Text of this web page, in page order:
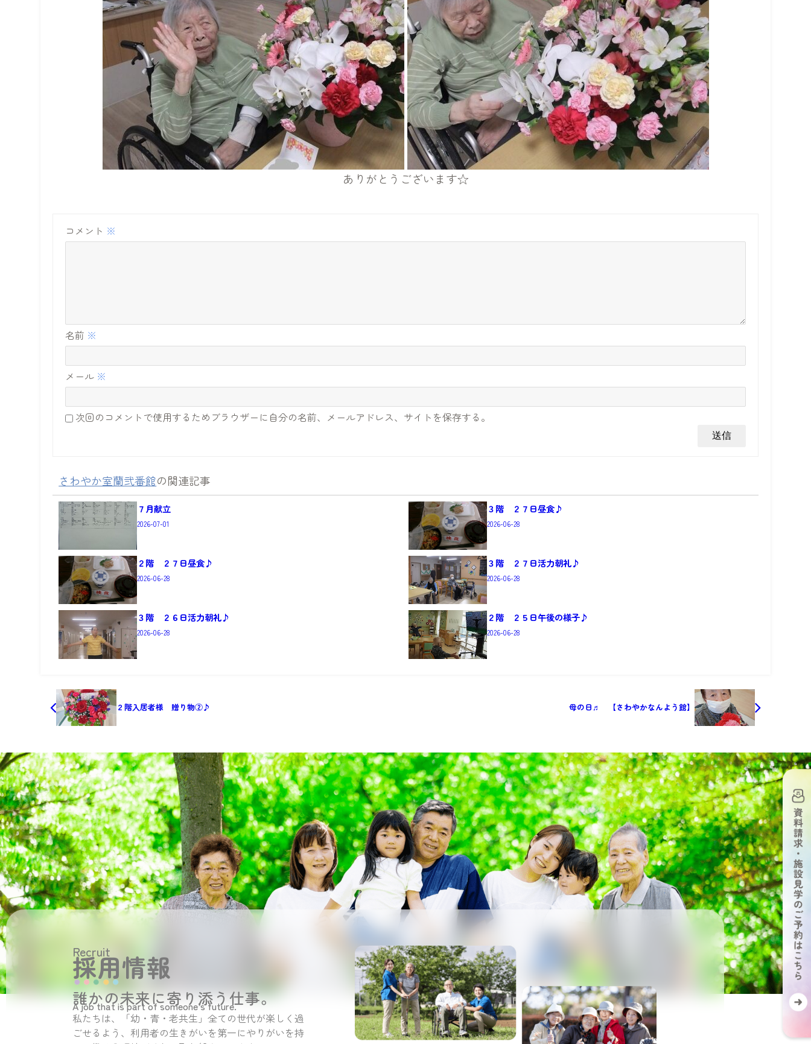
ありがとうございます☆
コメント ※
名前 ※
メール ※
次回のコメントで使用するためブラウザーに自分の名前、メールアドレス、サイトを保存する。
さわやか室蘭弐番館の関連記事
７月献立
2026-07-01
３階 ２７日昼食♪
2026-06-28
２階 ２７日昼食♪
2026-06-28
３階 ２７日活力朝礼♪
2026-06-28
３階 ２６日活力朝礼♪
2026-06-28
２階 ２５日午後の様子♪
2026-06-28
２階入居者様 贈り物②♪ 母の日♬ 【さわやかなんよう館】
Recruit
採用情報
誰かの未来に寄り添う仕事。
A job that is part of someone’s future.
私たちは、「幼・青・老共生」全ての世代が楽しく過
ごせるよう、利用者の生きがいを第一にやりがいを持